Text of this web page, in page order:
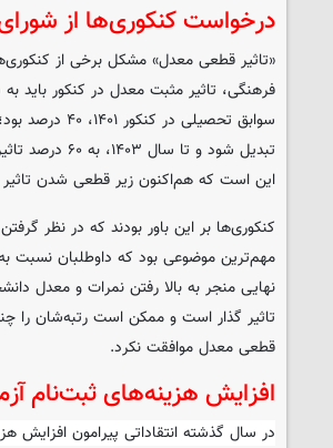
درخواست کنکوری‌ها از
«تاثیر قطعی معدل» مشکل برخی از
فرهنگی، تاثیر مثبت معدل در کنکور باید
تبدیل شود و
این است که هم‌اکنون زیر قطعی شدن
کنکوری‌ها بر این باور بودند که در نظر
مهم‌ترین موضوعی بود که داوطلبان نسبت
تاثیر گذار است و ممکن است رتبه‌شان را
قطعی معدل موافقت نکرد.
افزایش هزینه‌های ثبت‌نام
در سال گذشته انتقاداتی پیرامون افزایش